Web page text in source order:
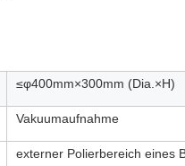
≤φ400mm×300mm (Dia.×H)
Vakuumaufnahme
externer Polierbereich eines